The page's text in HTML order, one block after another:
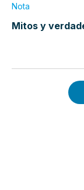
Nota
Mitos y